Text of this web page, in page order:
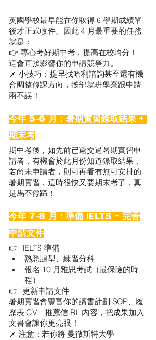
英國學校最早能在你取得 6 學期成績單
後才正式收件。因此 4 月最重要的任務
就是：
👉 專心考好期中考，提高在校均分！
這會直接影響你的申請競爭力。
📌 小技巧：提早找哈利諮詢甚至還有機
會調整修課方向，按部就班學業跟申請
兩不誤！
今年 5-6 月：暑期實習錄取結果 +
期末考
期中考後，如先前已遞交過暑期實習申
請者，有機會於此月份知道錄取結果，
若尚未申請者，則可再看有無可安排的
暑期實習，這時很快又要期末考了，真
是馬不停蹄！
今年 7-8 月：準備 IELTS + 完善
申請文件
👉  IELTS 準備
熟悉題型、練習分科
報名 10 月雅思考試（最保險的時
程）
👉  更新申請文件
暑期實習會豐富你的讀書計劃 SOP、履
歷表 CV、推薦信 RL 內容，把成果加入
文書會讓你更亮眼！
📌 注意：若你將 曼徹斯特大學